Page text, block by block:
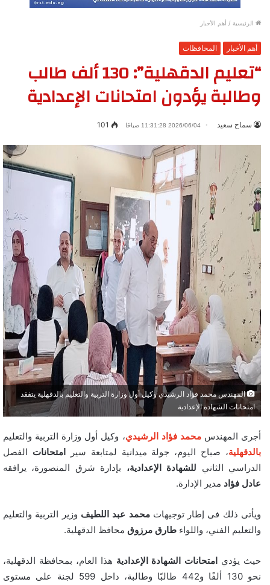
الرئيسية / أهم الأخبار
أهم الأخبار المحافظات
“تعليم الدقهلية”: 130 ألف طالب
وطالبة يؤدون امتحانات الإعدادية
سماح سعيد 2026/06/04 11:31:28 صباحًا 101
المهندس محمد فؤاد الرشيدي وكيل أول وزارة التربية والتعليم بالدقهلية يتفقد
امتحانات الشهادة الإعدادية
أجرى المهندسمحمد فؤاد الرشيدي، وكيل أول وزارة التربية والتعليم
بالدقهلية، صباح اليوم، جولة ميدانية لمتابعة سيرامتحانات الفصل
الدراسي الثاني للشهادة الإعدادية، بإدارة شرق المنصورة، يرافقه
عادل فؤاد مدير الإدارة.
ويأتى ذلك فى إطار توجيهاتمحمد عبد اللطيف وزير التربية والتعليم
والتعليم الفني، واللواء طارق مرزوق محافظ الدقهلية.
حيث يؤدي امتحانات الشهادة الإعدادية هذا العام، بمحافظة الدقهلية،
نحو 130 ألفًا و442 طالبًا وطالبة، داخل 599 لجنة على مستوى